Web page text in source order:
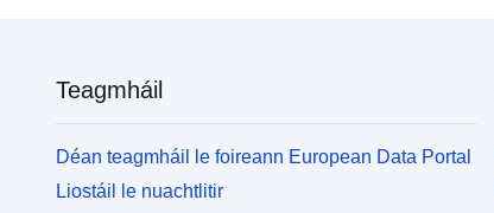
Teagmháil
Déan teagmháil le foireann European Data Portal
Liostáil le nuachtlitir